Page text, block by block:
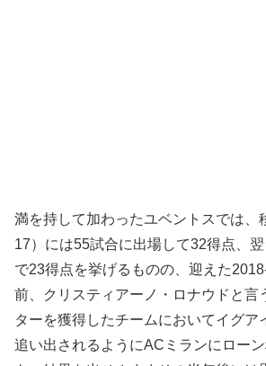
満を持して加わったユベントスでは、
17）には55試合に出場して32得点、
で23得点を挙げるものの、迎えた
前、クリスティアーノ・ロナウドと言
ターを獲得したチームにおいてイグア
追い出されるようにACミランにロー